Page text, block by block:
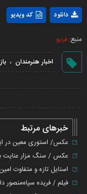
کد ویدیو دانلود
منبع: فرارو
اخبار هنرمندان ،
خبرهای مرتبط
عکس/ استوری معین در
عکس / سنگ مزار
استایل تازه و متفاوت
فیلم / فریده